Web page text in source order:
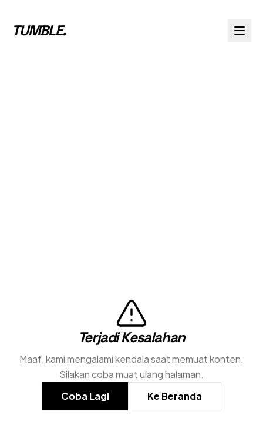
TUMBLE.
Terjadi Kesalahan
Maaf, kami mengalami kendala saat memuat konten.
Silakan coba muat ulang halaman.
Coba Lagi
Ke Beranda